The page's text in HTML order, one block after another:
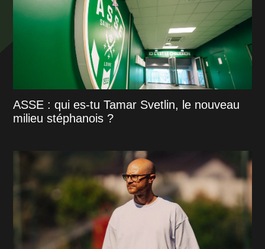
ASSE : qui es-tu Tamar Svetlin, le nouveau
milieu stéphanois ?